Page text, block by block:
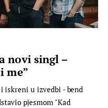
novi singl –
me”
u izvedbi - bend
pjesmom "Kad